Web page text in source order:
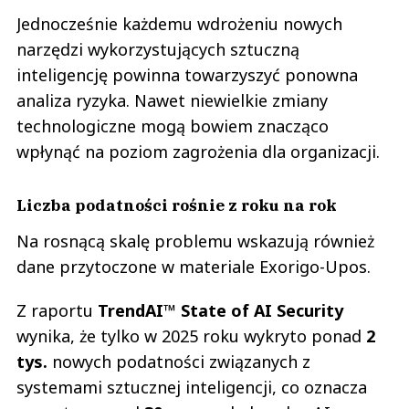
Jednocześnie każdemu wdrożeniu nowych
narzędzi wykorzystujących sztuczną
inteligencję powinna towarzyszyć ponowna
analiza ryzyka. Nawet niewielkie zmiany
technologiczne mogą bowiem znacząco
wpłynąć na poziom zagrożenia dla organizacji.
Liczba podatności rośnie z roku na rok
Na rosnącą skalę problemu wskazują również
dane przytoczone w materiale Exorigo-Upos.
Z raportu TrendAI™ State of AI Security
wynika, że tylko w 2025 roku wykryto ponad 2
tys. nowych podatności związanych z
systemami sztucznej inteligencji, co oznacza